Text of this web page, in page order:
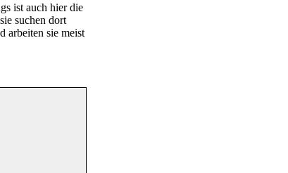
ist auch hier die
suchen dort
arbeiten sie meist